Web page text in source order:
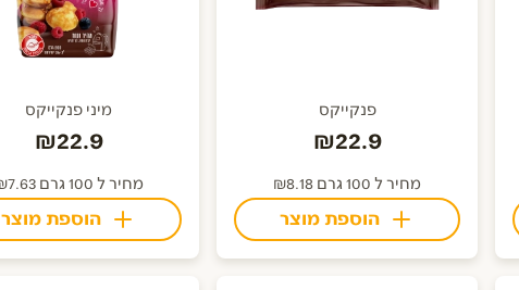
פנקייקס
₪22.9
מחיר ל 100 גרם ₪8.18
הוספת מוצר
מיני פנקייקס
₪22.9
מחיר ל 100 גרם ₪7.63
הוספת מוצר